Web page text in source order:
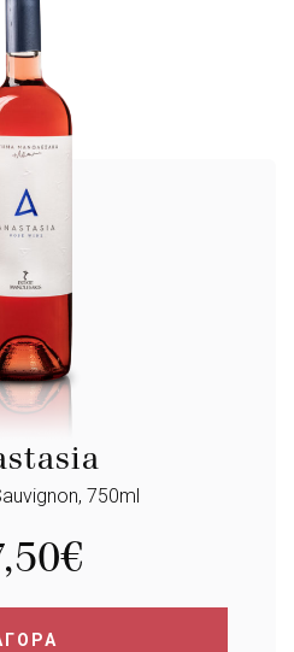
750ml
€